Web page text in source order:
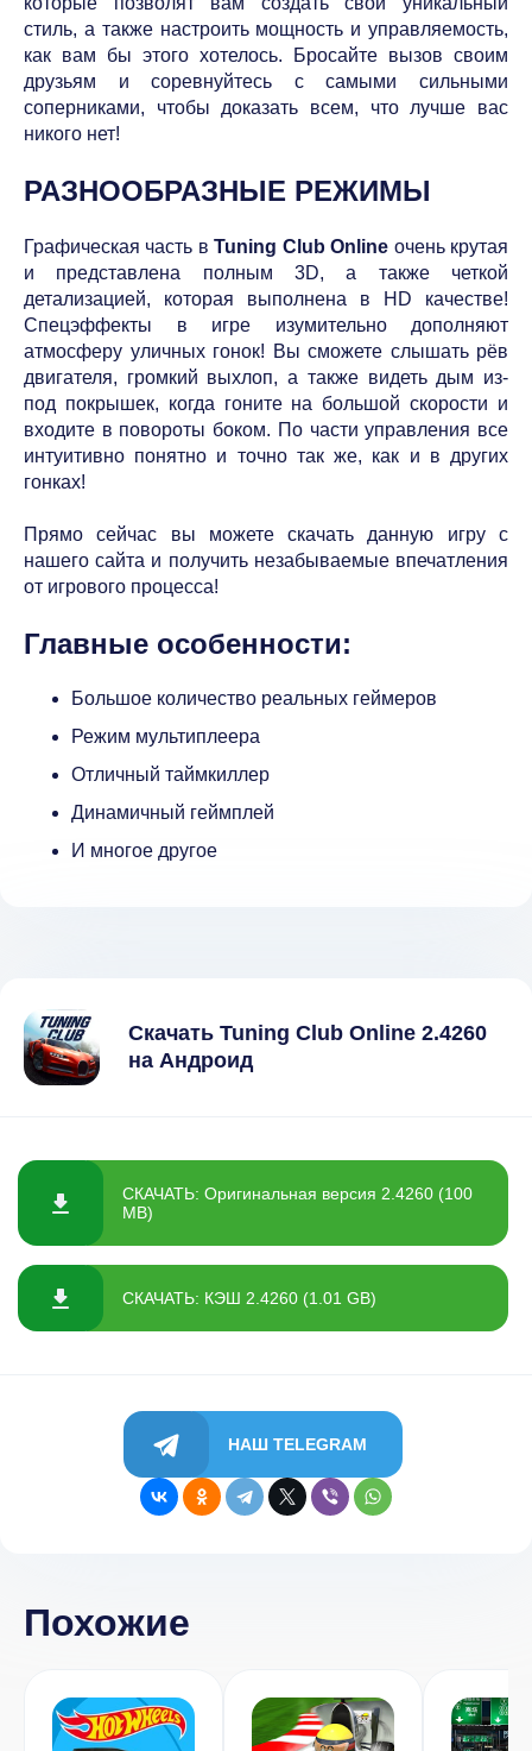
стиль, а также настроить мощность и управляемость,
как вам бы этого хотелось. Бросайте вызов своим
друзьям и соревнуйтесь с самыми сильными
соперниками, чтобы доказать всем, что лучше вас
никого нет!
РАЗНООБРАЗНЫЕ РЕЖИМЫ
Графическая часть вTuning Club Online очень крутая
и представлена полным 3D, а также четкой
детализацией, которая выполнена в HD качестве!
Спецэффекты в игре изумительно дополняют
атмосферу уличных гонок! Вы сможете слышать рёв
двигателя, громкий выхлоп, а также видеть дым из-
под покрышек, когда гоните на большой скорости и
входите в повороты боком. По части управления все
интуитивно понятно и точно так же, как и в других
гонках!
Прямо сейчас вы можете скачать данную игру с
нашего сайта и получить незабываемые впечатления
от игрового процесса!
Главные особенности:
Большое количество реальных геймеров
Режим мультиплеера
Отличный таймкиллер
Динамичный геймплей
И многое другое
Скачать Tuning Club Online 2.4260
на Андроид
СКАЧАТЬ: Оригинальная версия 2.4260 (100
MB)
СКАЧАТЬ: КЭШ 2.4260 (1.01 GB)
НАШ TELEGRAM
Похожие